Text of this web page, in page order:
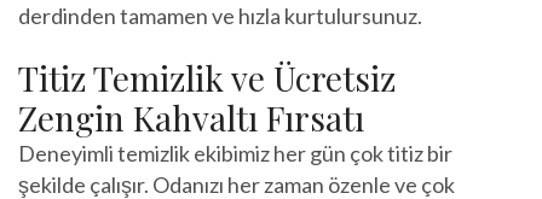
derdinden tamamen ve hızla kurtulursunuz.
Titiz Temizlik ve Ücretsiz
Zengin Kahvaltı Fırsatı
Deneyimli temizlik ekibimiz her gün çok titiz bir
şekilde çalışır. Odanızı her zaman özenle ve çok